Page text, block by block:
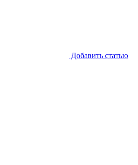
Добавить статью